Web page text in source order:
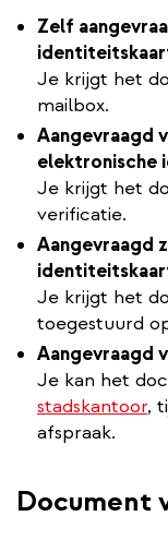
Zelf
Je krijgt het
mailbox.
Aangevraagd
elektronische
Je krijgt het
verificatie.
Aangevraagd
Je krijgt het
toegestuurd
Aangevraagd
Je kan het
stadskantoor,
afspraak.
Document